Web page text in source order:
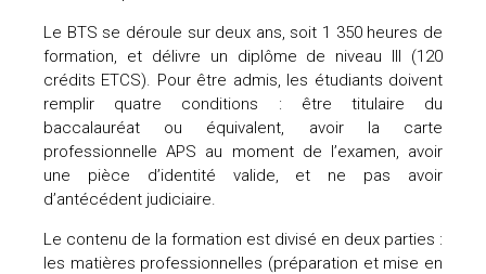
Le BTS se déroule sur deux ans, soit 1 350 heures de
formation, et délivre un diplôme de niveau III (120
crédits ETCS). Pour être admis, les étudiants doivent
remplir quatre conditions : être titulaire du
baccalauréat ou équivalent, avoir la carte
professionnelle APS au moment de l’examen, avoir
une pièce d’identité valide, et ne pas avoir
d’antécédent judiciaire.
Le contenu de la formation est divisé en deux parties :
les matières professionnelles (préparation et mise en